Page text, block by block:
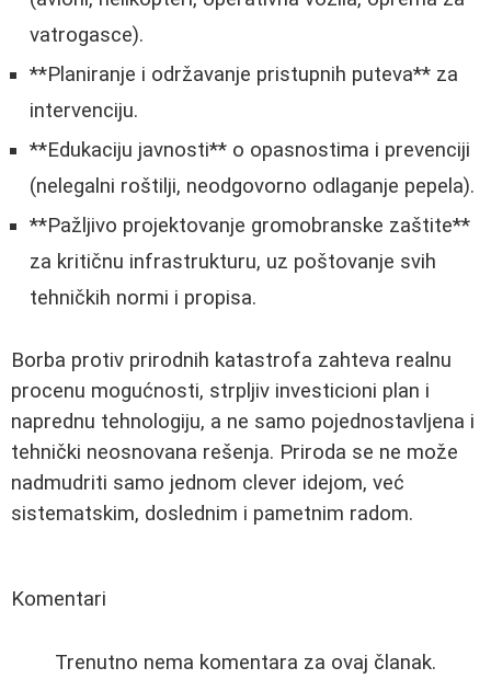
vatrogasce).
**Planiranje i održavanje pristupnih puteva** za
intervenciju.
**Edukaciju javnosti** o opasnostima i prevenciji
(nelegalni roštilji, neodgovorno odlaganje pepela).
**Pažljivo projektovanje gromobranske zaštite**
za kritičnu infrastrukturu, uz poštovanje svih
tehničkih normi i propisa.
Borba protiv prirodnih katastrofa zahteva realnu
procenu mogućnosti, strpljiv investicioni plan i
naprednu tehnologiju, a ne samo pojednostavljena i
tehnički neosnovana rešenja. Priroda se ne može
nadmudriti samo jednom clever idejom, već
sistematskim, doslednim i pametnim radom.
Komentari
Trenutno nema komentara za ovaj članak.